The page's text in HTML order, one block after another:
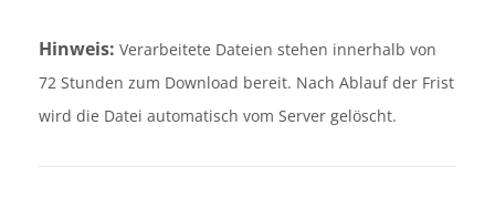
Hinweis: Verarbeitete Dateien stehen innerhalb von
72 Stunden zum Download bereit. Nach Ablauf der Frist
wird die Datei automatisch vom Server gelöscht.